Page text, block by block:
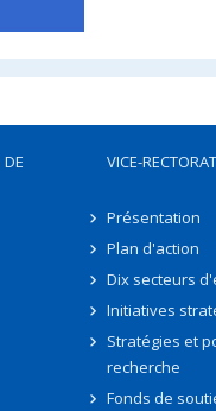
VICE-
Présentation
Plan d'action
Dix secteurs
Initiatives
Stratégies et
recherche
Fonds de